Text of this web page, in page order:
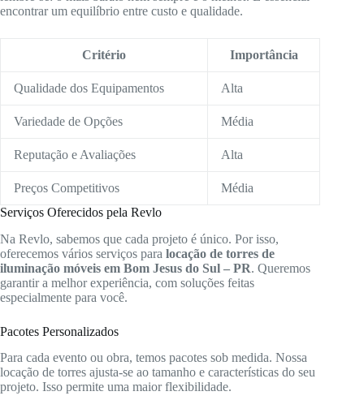
encontrar um equilíbrio entre custo e qualidade.
Critério Importância
Qualidade dos Equipamentos Alta
Variedade de Opções Média
Reputação e Avaliações Alta
Preços Competitivos
Média
Serviços Oferecidos pela Revlo
Na Revlo, sabemos que cada projeto é único. Por isso,
oferecemos vários serviços para locação de torres de
iluminação móveis em Bom Jesus do Sul – PR. Queremos
garantir a melhor experiência, com soluções feitas
especialmente para você.
Pacotes Personalizados
Para cada evento ou obra, temos pacotes sob medida. Nossa
locação de torres ajusta-se ao tamanho e características do seu
projeto. Isso permite uma maior flexibilidade.